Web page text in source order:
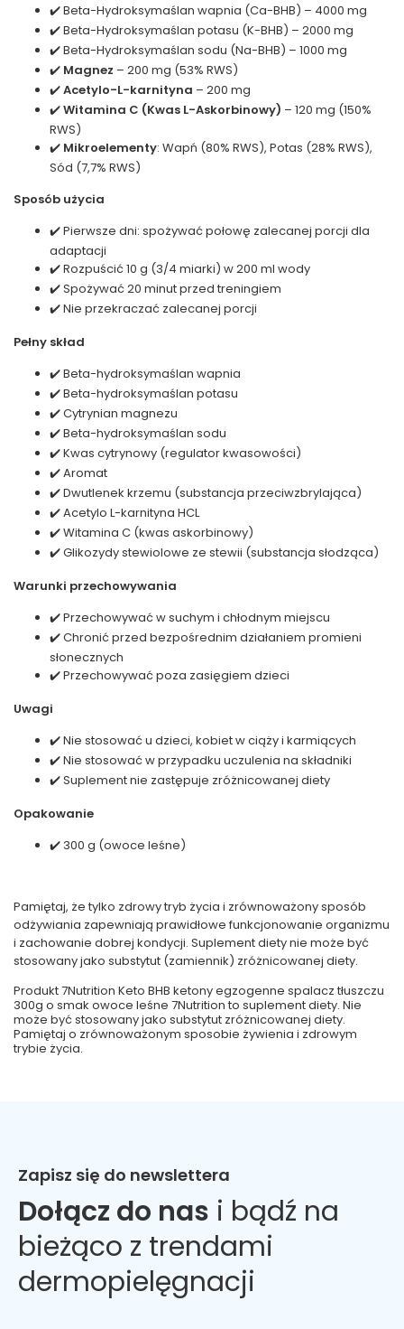
✔️ Beta-Hydroksymaślan wapnia (Ca-BHB) – 4000 mg
✔️ Beta-Hydroksymaślan potasu (K-BHB) – 2000 mg
✔️ Beta-Hydroksymaślan sodu (Na-BHB) – 1000 mg
✔️ Magnez – 200 mg (53% RWS)
✔️Acetylo-L-karnityna – 200 mg
✔️Witamina C (Kwas L-Askorbinowy) – 120 mg (150%
RWS)
✔️ Mikroelementy: Wapń (80% RWS), Potas (28% RWS),
Sód (7,7% RWS)
Sposób użycia
✔️ Pierwsze dni: spożywać połowę zalecanej porcji dla
adaptacji
✔️ Rozpuścić 10 g (3/4 miarki) w 200 ml wody
✔️ Spożywać 20 minut przed treningiem
✔️ Nie przekraczać zalecanej porcji
Pełny skład
✔️ Beta-hydroksymaślan wapnia
✔️ Beta-hydroksymaślan potasu
✔️ Cytrynian magnezu
✔️ Beta-hydroksymaślan sodu
✔️ Kwas cytrynowy (regulator kwasowości)
✔️ Aromat
✔️ Dwutlenek krzemu (substancja przeciwzbrylająca)
✔️ Acetylo L-karnityna HCL
✔️ Witamina C (kwas askorbinowy)
✔️ Glikozydy stewiolowe ze stewii (substancja słodząca)
Warunki przechowywania
✔️ Przechowywać w suchym i chłodnym miejscu
✔️ Chronić przed bezpośrednim działaniem promieni
słonecznych
✔️ Przechowywać poza zasięgiem dzieci
Uwagi
✔️ Nie stosować u dzieci, kobiet w ciąży i karmiących
✔️ Nie stosować w przypadku uczulenia na składniki
✔️ Suplement nie zastępuje zróżnicowanej diety
Opakowanie
✔️ 300 g (owoce leśne)
Pamiętaj, że tylko zdrowy tryb życia i zrównoważony sposób
odżywiania zapewniają prawidłowe funkcjonowanie organizmu
i zachowanie dobrej kondycji. Suplement diety nie może być
stosowany jako substytut (zamiennik) zróżnicowanej diety.
Produkt 7Nutrition Keto BHB ketony egzogenne spalacz tłuszczu
300g o smak owoce leśne 7Nutrition to suplement diety. Nie
może być stosowany jako substytut zróżnicowanej diety.
Pamiętaj o zrównoważonym sposobie żywienia i zdrowym
trybie życia.
Zapisz się do newslettera
Dołącz do nas i bądź na
bieżąco z trendami
dermopielęgnacji